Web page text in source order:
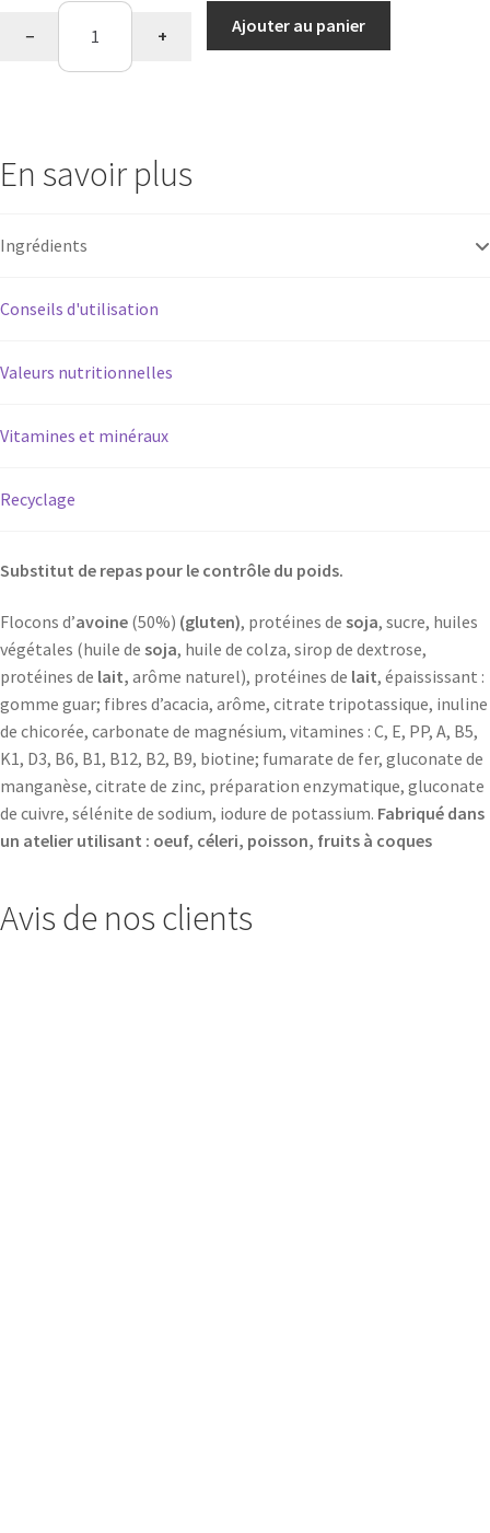
quantité
− +
Ajouter au panier
En savoir plus
Ingrédients
Conseils d'utilisation
Valeurs nutritionnelles
Vitamines et minéraux
Recyclage
Substitut de repas pour le contrôle du poids.
Flocons d’avoine (50%) (gluten), protéines de soja, sucre, huiles
végétales (huile de soja, huile de colza, sirop de dextrose,
protéines de lait, arôme naturel), protéines de lait, épaississant :
gomme guar; fibres d’acacia, arôme, citrate tripotassique, inuline
de chicorée, carbonate de magnésium, vitamines : C, E, PP, A, B5,
K1, D3, B6, B1, B12, B2, B9, biotine; fumarate de fer, gluconate de
manganèse, citrate de zinc, préparation enzymatique, gluconate
de cuivre, sélénite de sodium, iodure de potassium. Fabriqué dans
un atelier utilisant : oeuf, céleri, poisson, fruits à coques
Avis de nos clients